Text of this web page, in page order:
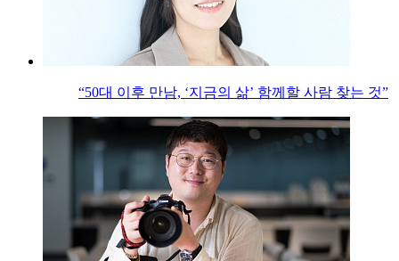
“50대 이후 만남, ‘지금의 삶’ 함께할 사람 찾는 것”